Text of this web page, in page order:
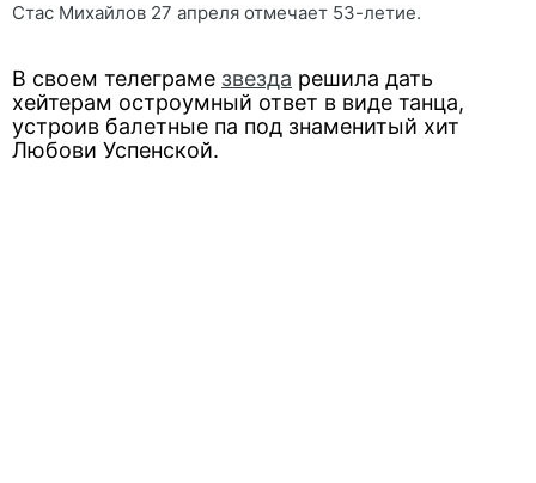
Стас Михайлов 27 апреля отмечает 53-летие.
В своем телеграме звезда решила дать
хейтерам остроумный ответ в виде танца,
устроив балетные па под знаменитый хит
Любови Успенской.